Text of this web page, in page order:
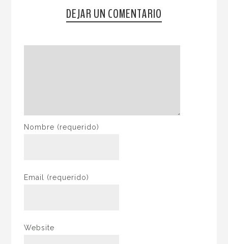
DEJAR UN COMENTARIO
Nombre (requerido)
Email (requerido)
Website